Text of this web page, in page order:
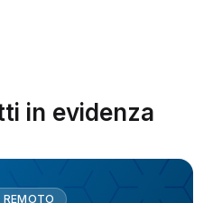
in evidenza